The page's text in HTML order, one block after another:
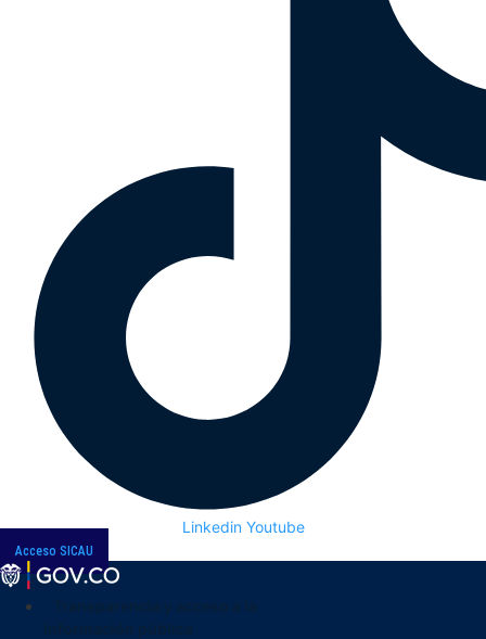
Linkedin Youtube
Acceso SICAU